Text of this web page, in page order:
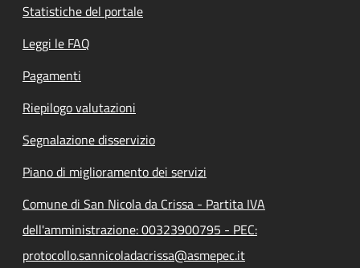
Statistiche del portale
Leggi le FAQ
Pagamenti
Riepilogo valutazioni
Segnalazione disservizio
Piano di miglioramento dei servizi
Comune di San Nicola da Crissa - Partita IVA
dell'amministrazione: 00323900795 - PEC:
protocollo.sannicoladacrissa@asmepec.it